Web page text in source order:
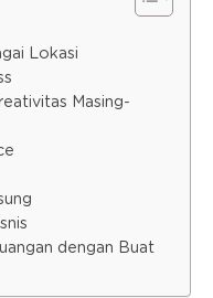
Lokasi
Masing-
dengan Buat